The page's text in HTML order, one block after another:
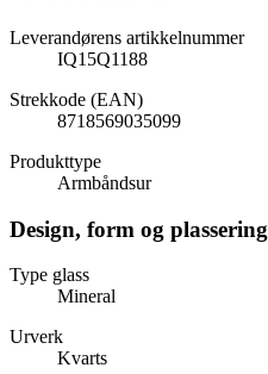
Leverandørens artikkelnummer
IQ15Q1188
Strekkode (EAN)
8718569035099
Produkttype
Armbåndsur
Design, form og plassering
Type glass
Mineral
Urverk
Kvarts